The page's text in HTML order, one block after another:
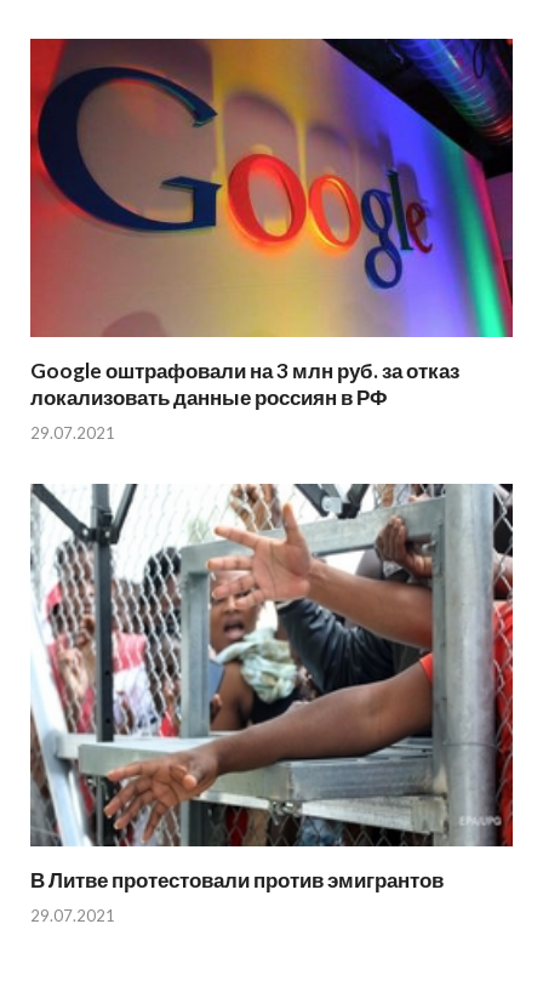
Google оштрафовали на 3 млн руб. за отказ
локализовать данные россиян в РФ
29.07.2021
В Литве протестовали против эмигрантов
29.07.2021